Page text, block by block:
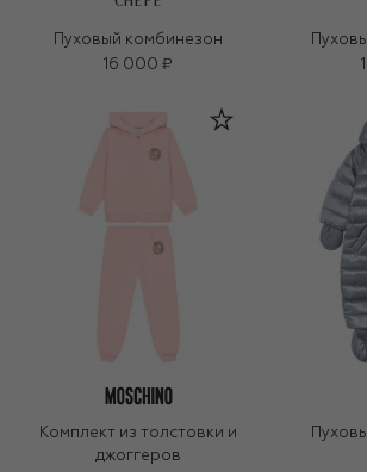
Пуховый комбинезон
16 000 ₽
Комплект из толстовки и
джоггеров